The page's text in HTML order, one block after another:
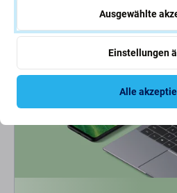
Ausgewählte
Einstellungen
Alle